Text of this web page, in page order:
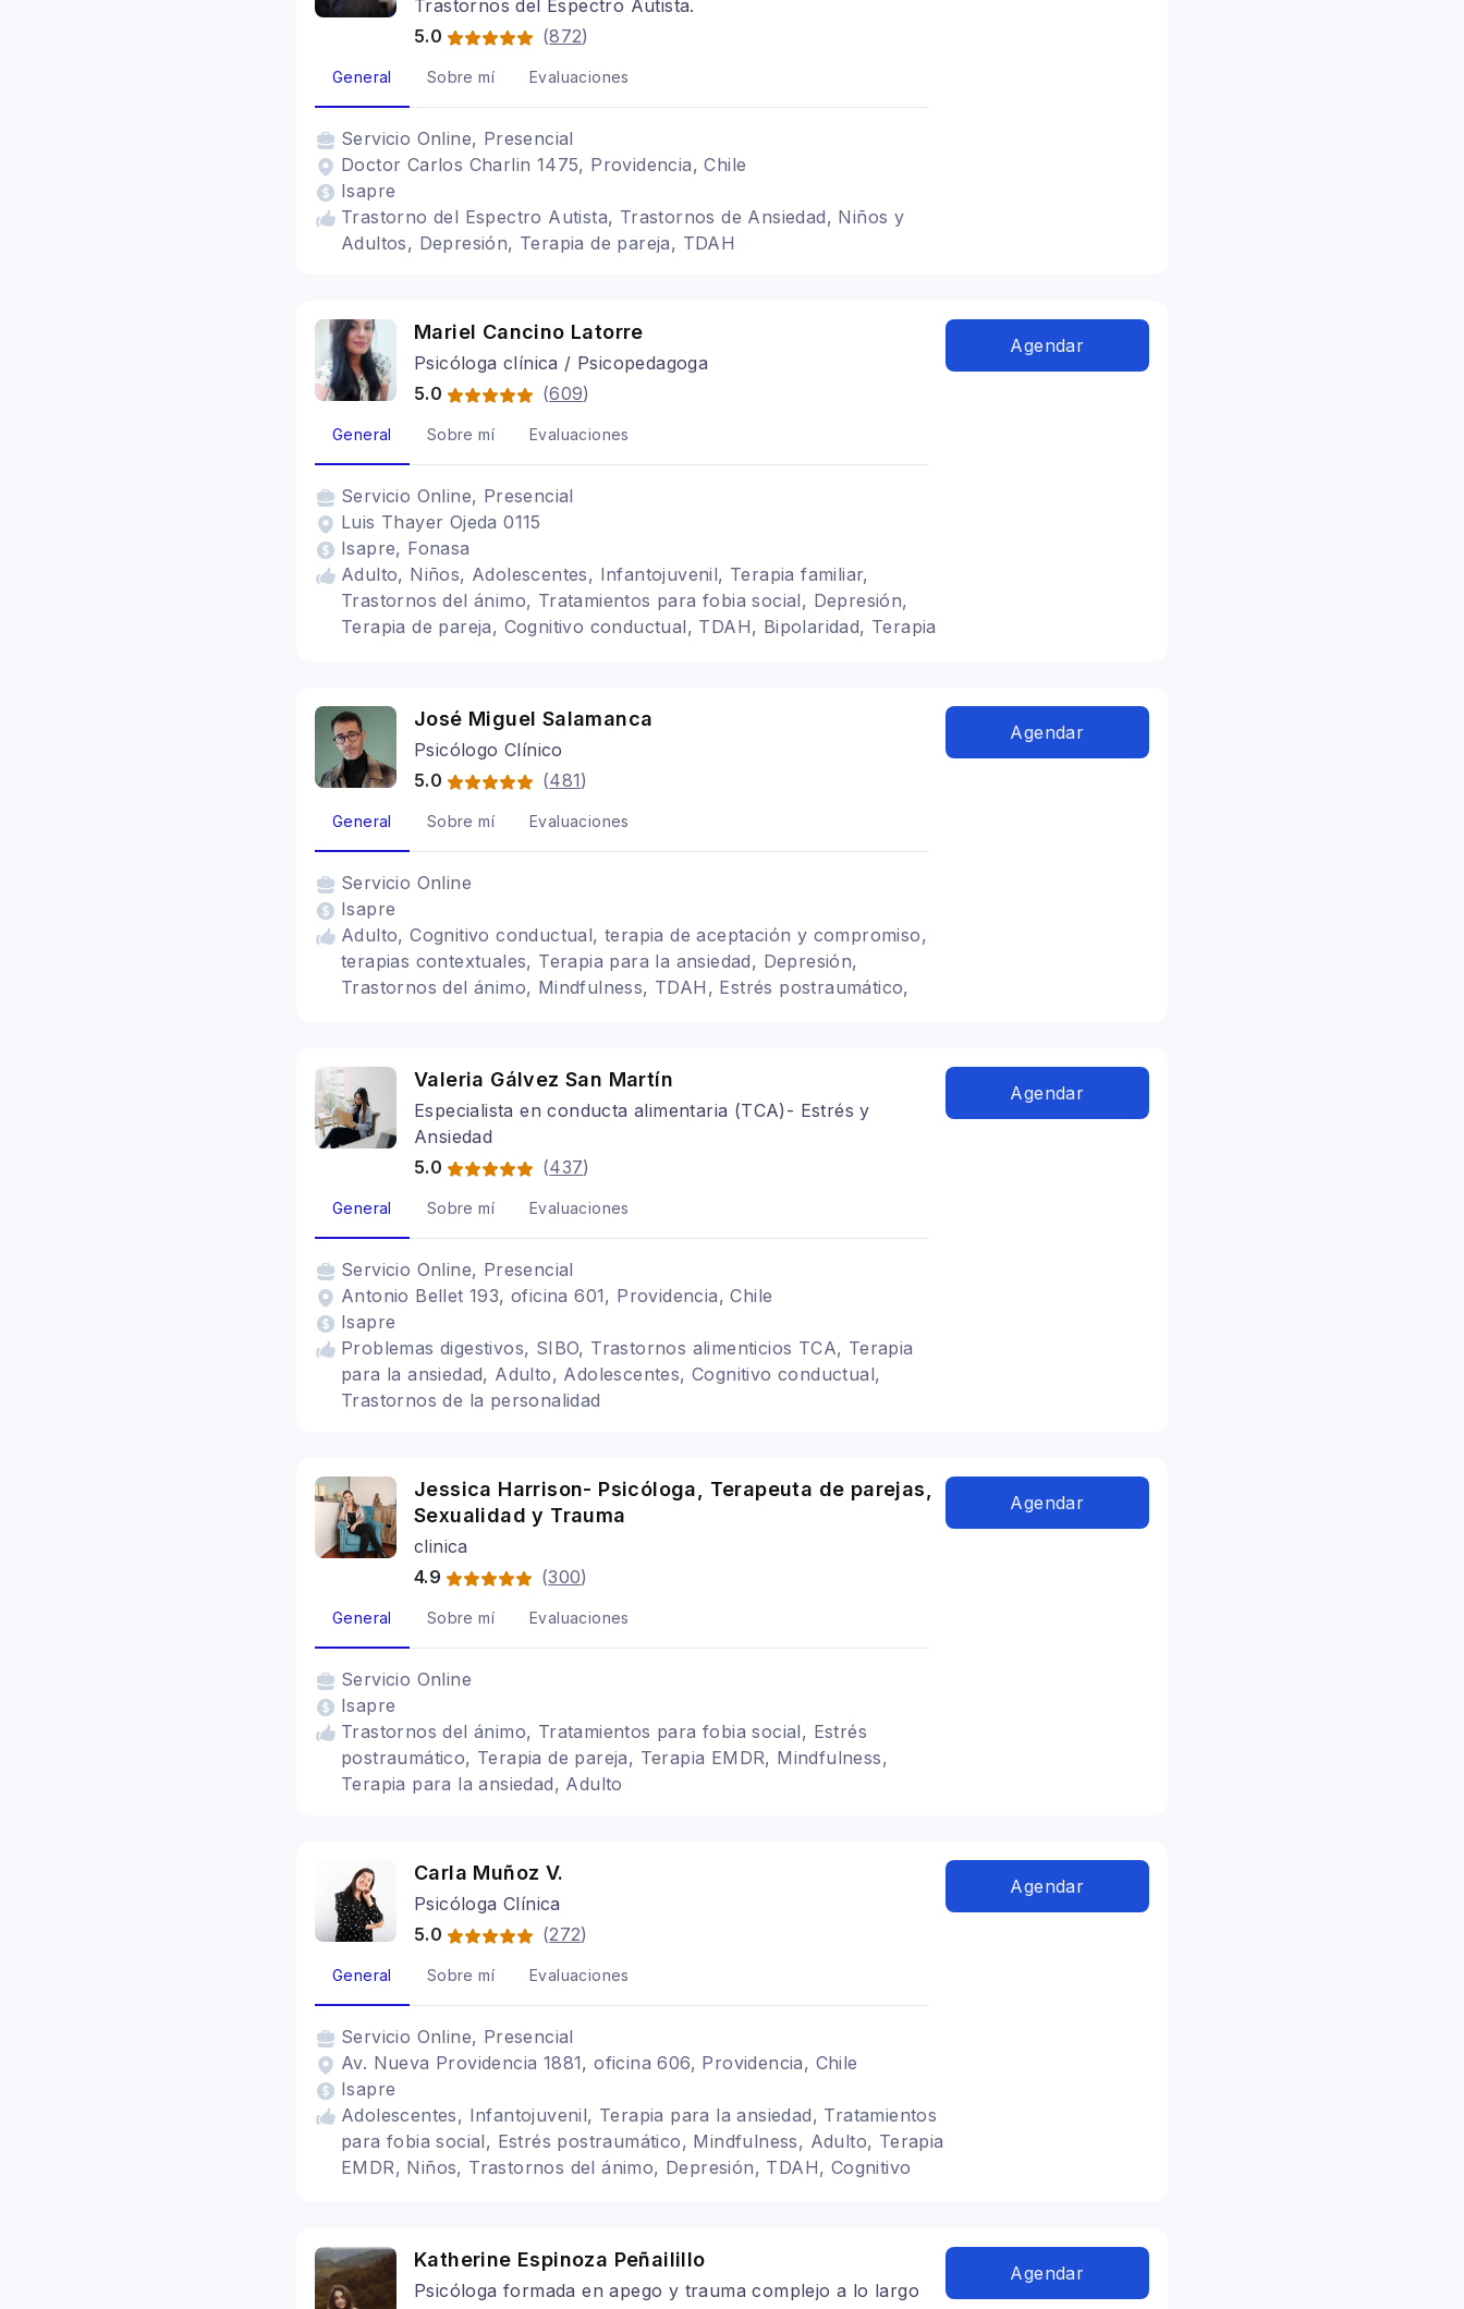
Trastornos del Espectro Autista.
5.0
(872)
General Sobre mí Evaluaciones
Servicio Online, Presencial
Doctor Carlos Charlin 1475, Providencia, Chile
Isapre
Trastorno del Espectro Autista, Trastornos de Ansiedad, Niños y
Adultos, Depresión, Terapia de pareja, TDAH
Mariel Cancino Latorre
Psicóloga clínica / Psicopedagoga
5.0
(609)
General Sobre mí Evaluaciones
Servicio Online, Presencial
Luis Thayer Ojeda 0115
Isapre, Fonasa
Adulto, Niños, Adolescentes, Infantojuvenil, Terapia familiar,
Trastornos del ánimo, Tratamientos para fobia social, Depresión,
Terapia de pareja, Cognitivo conductual, TDAH, Bipolaridad, Terapia
Agendar
José Miguel Salamanca
Psicólogo Clínico
5.0
(481)
General Sobre mí Evaluaciones
Servicio Online
Isapre
Adulto, Cognitivo conductual, terapia de aceptación y compromiso,
terapias contextuales, Terapia para la ansiedad, Depresión,
Trastornos del ánimo, Mindfulness, TDAH, Estrés postraumático,
Agendar
Valeria Gálvez San Martín
Especialista en conducta alimentaria (TCA)- Estrés y
Ansiedad
5.0
(437)
General Sobre mí Evaluaciones
Servicio Online, Presencial
Antonio Bellet 193, oficina 601, Providencia, Chile
Isapre
Problemas digestivos, SIBO, Trastornos alimenticios TCA, Terapia
para la ansiedad, Adulto, Adolescentes, Cognitivo conductual,
Trastornos de la personalidad
Agendar
Jessica Harrison- Psicóloga, Terapeuta de parejas,
Sexualidad y Trauma
clinica
4.9
(300)
General Sobre mí Evaluaciones
Servicio Online
Isapre
Trastornos del ánimo, Tratamientos para fobia social, Estrés
postraumático, Terapia de pareja, Terapia EMDR, Mindfulness,
Terapia para la ansiedad, Adulto
Agendar
Carla Muñoz V.
Psicóloga Clínica
5.0
(272)
General Sobre mí Evaluaciones
Servicio Online, Presencial
Av. Nueva Providencia 1881, oficina 606, Providencia, Chile
Isapre
Adolescentes, Infantojuvenil, Terapia para la ansiedad, Tratamientos
para fobia social, Estrés postraumático, Mindfulness, Adulto, Terapia
EMDR, Niños, Trastornos del ánimo, Depresión, TDAH, Cognitivo
Agendar
Katherine Espinoza Peñailillo
Psicóloga formada en apego y trauma complejo a lo largo
Agendar